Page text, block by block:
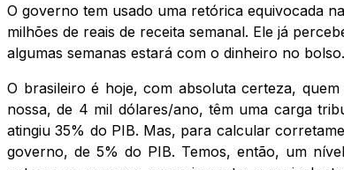
O governo tem usado uma retórica equivocada
milhões de reais de receita semanal. Ele já
algumas semanas estará com o dinheiro no bolso.
O brasileiro é hoje, com absoluta certeza,
nossa, de 4 mil dólares/ano, têm uma carga
atingiu 35% do PIB. Mas, para calcular
governo, de 5% do PIB. Temos, então, um